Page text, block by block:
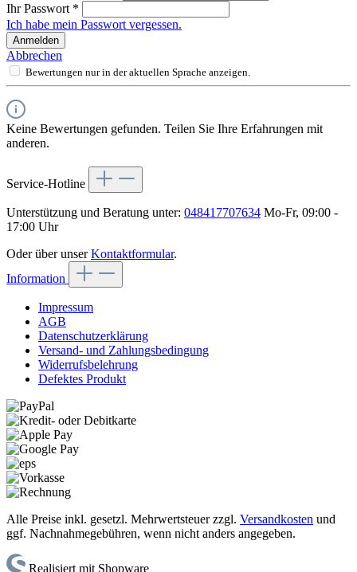
Ihr Passwort *
Ich habe mein Passwort vergessen.
Anmelden
Abbrechen
Bewertungen nur in der aktuellen Sprache anzeigen.
Keine Bewertungen gefunden. Teilen Sie Ihre Erfahrungen mit
anderen.
Service-Hotline
Unterstützung und Beratung unter: 048417707634 Mo-Fr, 09:00 -
17:00 Uhr
Oder über unserKontaktformular.
Information
Impressum
AGB
Datenschutzerklärung
Versand- und Zahlungsbedingung
Widerrufsbelehrung
Defektes Produkt
Alle Preise inkl. gesetzl. Mehrwertsteuer zzgl. Versandkosten und
ggf. Nachnahmegebühren, wenn nicht anders angegeben.
Realisiert mit Shopware